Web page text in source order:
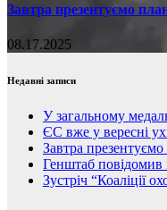
Завтра презентуємо
08.17.2025
Недавні записи
У загальному
ЄС вже у вересні
Завтра
Генштаб
Зустріч “Коаліції